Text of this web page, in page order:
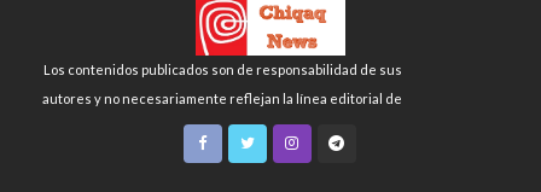
Los contenidos publicados son de responsabilidad de sus
autores y no necesariamente reflejan la línea editorial de
Chiqaq News o de la FLCH-UNMSM.